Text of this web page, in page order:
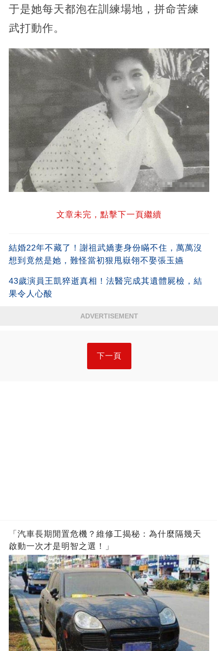
于是她每天都泡在訓練場地，拼命苦練
武打動作。
文章未完，點擊下一頁繼續
結婚22年不藏了！謝祖武嬌妻身份瞞不住，萬萬沒
想到竟然是她，難怪當初狠甩嶽翎不娶張玉嬿
43歲演員王凱猝逝真相！法醫完成其遺體屍檢，結
果令人心酸
ADVERTISEMENT
下一頁
「汽車長期閒置危機？維修工揭秘：為什麼隔幾天
啟動一次才是明智之選！」